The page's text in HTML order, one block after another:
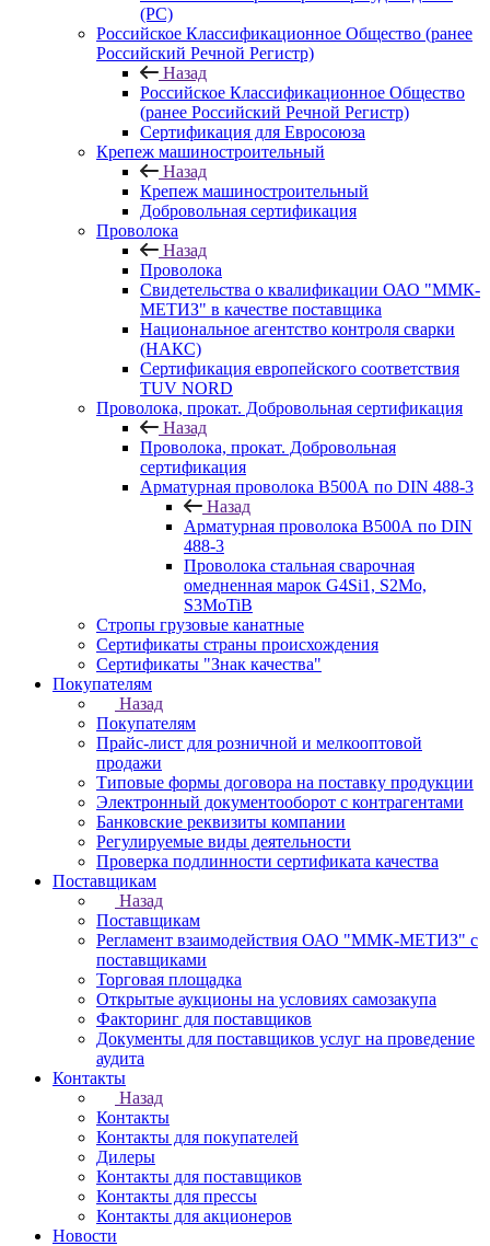
(РС)
Российское Классификационное Общество (ранее
Российский Речной Регистр)
Назад
Российское Классификационное Общество
(ранее Российский Речной Регистр)
Сертификация для Евросоюза
Крепеж машиностроительный
Назад
Крепеж машиностроительный
Добровольная сертификация
Проволока
Назад
Проволока
Свидетельства о квалификации ОАО "ММК-
МЕТИЗ" в качестве поставщика
Национальное агентство контроля сварки
(НАКС)
Сертификация европейского соответствия
TUV NORD
Проволока, прокат. Добровольная сертификация
Назад
Проволока, прокат. Добровольная
сертификация
Арматурная проволока В500А по DIN 488-3
Назад
Арматурная проволока В500А по DIN
488-3
Проволока стальная сварочная
омедненная марок G4Si1, S2Mo,
S3MoTiB
Стропы грузовые канатные
Сертификаты страны происхождения
Сертификаты "Знак качества"
Покупателям
Назад
Покупателям
Прайс-лист для розничной и мелкооптовой
продажи
Типовые формы договора на поставку продукции
Электронный документооборот с контрагентами
Банковские реквизиты компании
Регулируемые виды деятельности
Проверка подлинности сертификата качества
Поставщикам
Назад
Поставщикам
Регламент взаимодействия ОАО "ММК-МЕТИЗ" с
поставщиками
Торговая площадка
Открытые аукционы на условиях самозакупа
Факторинг для поставщиков
Документы для поставщиков услуг на проведение
аудита
Контакты
Назад
Контакты
Контакты для покупателей
Дилеры
Контакты для поставщиков
Контакты для прессы
Контакты для акционеров
Новости